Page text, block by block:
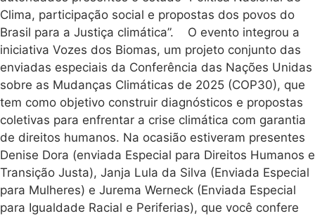
Clima, participação social e propostas dos povos do
Brasil para a Justiça climática”. O evento integrou a
iniciativa Vozes dos Biomas, um projeto conjunto das
enviadas especiais da Conferência das Nações Unidas
sobre as Mudanças Climáticas de 2025 (COP30), que
tem como objetivo construir diagnósticos e propostas
coletivas para enfrentar a crise climática com garantia
de direitos humanos. Na ocasião estiveram presentes
Denise Dora (enviada Especial para Direitos Humanos e
Transição Justa), Janja Lula da Silva (Enviada Especial
para Mulheres) e Jurema Werneck (Enviada Especial
para Igualdade Racial e Periferias), que você confere